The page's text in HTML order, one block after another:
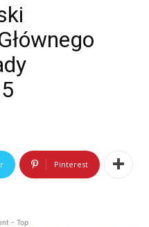
Pinterest
- Top